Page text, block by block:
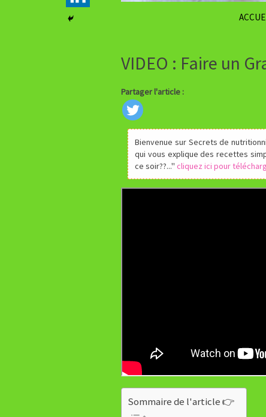
VIDEO : Faire un
Partager l'article :
Bienvenue sur Secrets de
qui vous explique des recettes
ce soir??...''cliquez ici pour
Sommaire de l'article 👉